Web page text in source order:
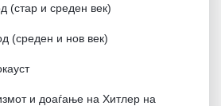
(стар и среден век)
(среден и нов век)
и доаѓање на Хитлер на